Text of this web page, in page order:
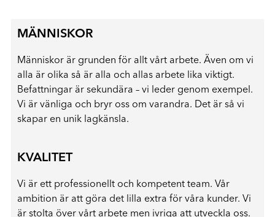
MÄNNISKOR
Människor är grunden för allt vårt arbete. Även om vi
alla är olika så är alla och allas arbete lika viktigt.
Befattningar är sekundära – vi leder genom exempel.
Vi är vänliga och bryr oss om varandra. Det är så vi
skapar en unik lagkänsla.
KVALITET
Vi är ett professionellt och kompetent team. Vår
ambition är att göra det lilla extra för våra kunder. Vi
är stolta över vårt arbete men ivriga att utveckla oss.